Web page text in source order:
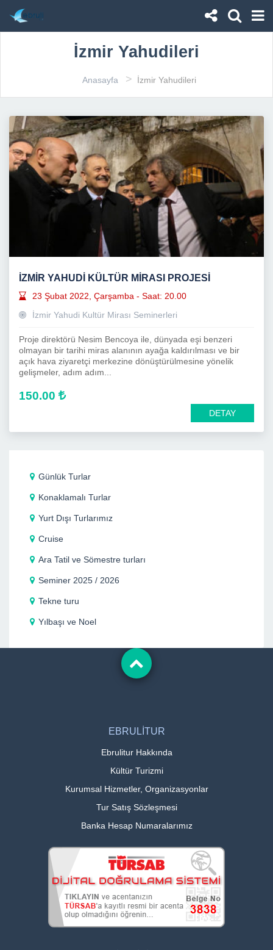
İzmir Yahudileri
Anasayfa > İzmir Yahudileri
İZMİR YAHUDİ KÜLTÜR MİRASI PROJESİ
23 Şubat 2022, Çarşamba - Saat: 20.00
İzmir Yahudi Kultür Mirası Seminerleri
Proje direktörü Nesim Bencoya ile, dünyada eşi benzeri
olmayan bir tarihi miras alanının ayağa kaldırılması ve bir
açık hava ziyaretçi merkezine dönüştürülmesine yönelik
gelişmeler, adım adım...
150.00
DETAY
Günlük Turlar
Konaklamalı Turlar
Yurt Dışı Turlarımız
Cruise
Ara Tatil ve Sömestre turları
Seminer 2025 / 2026
Tekne turu
Yılbaşı ve Noel
EBRULİTUR
Ebrulitur Hakkında
Kültür Turizmi
Kurumsal Hizmetler, Organizasyonlar
Tur Satış Sözleşmesi
Banka Hesap Numaralarımız